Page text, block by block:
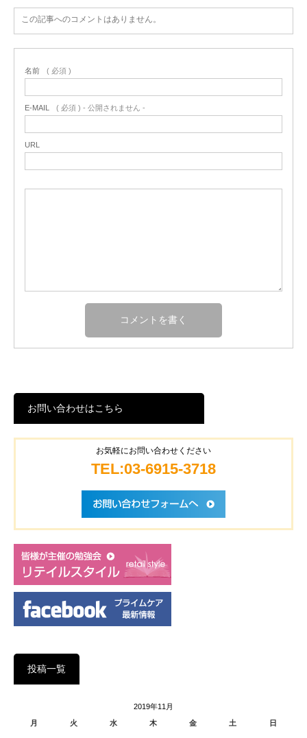
この記事へのコメントはありません。
名前 ( 必須 )
E-MAIL ( 必須 ) - 公開されません -
URL
お問い合わせはこちら
お気軽にお問い合わせください
TEL:03-6915-3718
投稿一覧
2019年11月
月
火 水 木 金 土 日